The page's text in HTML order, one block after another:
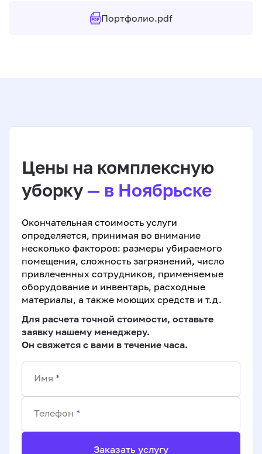
Портфолио.pdf
Цены на комплексную
уборку — в Ноябрьске
Окончательная стоимость услуги
определяется, принимая во внимание
несколько факторов: размеры убираемого
помещения, сложность загрязнений, число
привлеченных сотрудников, применяемые
оборудование и инвентарь, расходные
материалы, а также моющих средств и т.д.
Для расчета точной стоимости, оставьте
заявку нашему менеджеру.
Он свяжется с вами в течение часа.
Имя *
Телефон *
Заказать услугу